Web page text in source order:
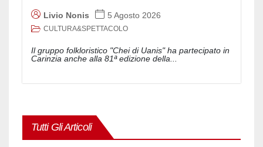
Livio Nonis 5 Agosto 2026
CULTURA&SPETTACOLO
Il gruppo folkloristico "Chei di Uanis" ha partecipato in
Carinzia anche alla 81ª edizione della...
Tutti Gli Articoli